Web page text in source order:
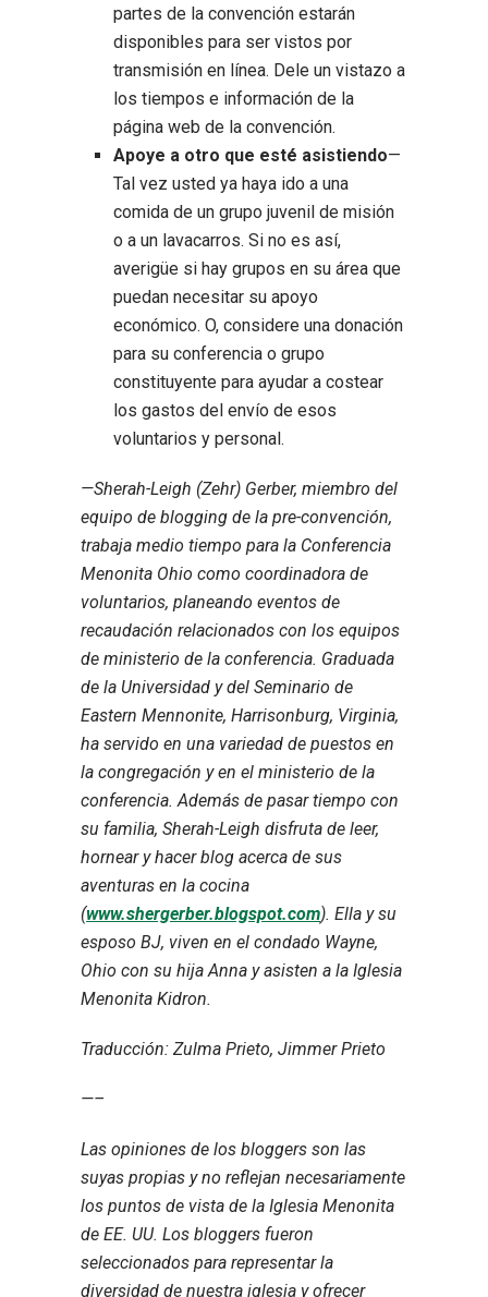
partes de la convención estarán
disponibles para ser vistos por
transmisión en línea. Dele un vistazo a
los tiempos e información de la
página web de la convención.
Apoye a otro que esté asistiendo—
Tal vez usted ya haya ido a una
comida de un grupo juvenil de misión
o a un lavacarros. Si no es así,
averigüe si hay grupos en su área que
puedan necesitar su apoyo
económico. O, considere una donación
para su conferencia o grupo
constituyente para ayudar a costear
los gastos del envío de esos
voluntarios y personal.
—Sherah-Leigh (Zehr) Gerber, miembro del
equipo de blogging de la pre-convención,
trabaja medio tiempo para la Conferencia
Menonita Ohio como coordinadora de
voluntarios, planeando eventos de
recaudación relacionados con los equipos
de ministerio de la conferencia. Graduada
de la Universidad y del Seminario de
Eastern Mennonite, Harrisonburg, Virginia,
ha servido en una variedad de puestos en
la congregación y en el ministerio de la
conferencia. Además de pasar tiempo con
su familia, Sherah-Leigh disfruta de leer,
hornear y hacer blog acerca de sus
aventuras en la cocina
(www.shergerber.blogspot.com). Ella y su
esposo BJ, viven en el condado Wayne,
Ohio con su hija Anna y asisten a la Iglesia
Menonita Kidron.
Traducción: Zulma Prieto, Jimmer Prieto
—–
Las opiniones de los bloggers son las
suyas propias y no reflejan necesariamente
los puntos de vista de la Iglesia Menonita
de EE. UU. Los bloggers fueron
seleccionados para representar la
diversidad de nuestra iglesia y ofrecer